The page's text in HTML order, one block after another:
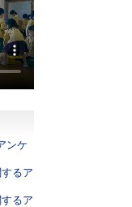
ンケ
るア
るア